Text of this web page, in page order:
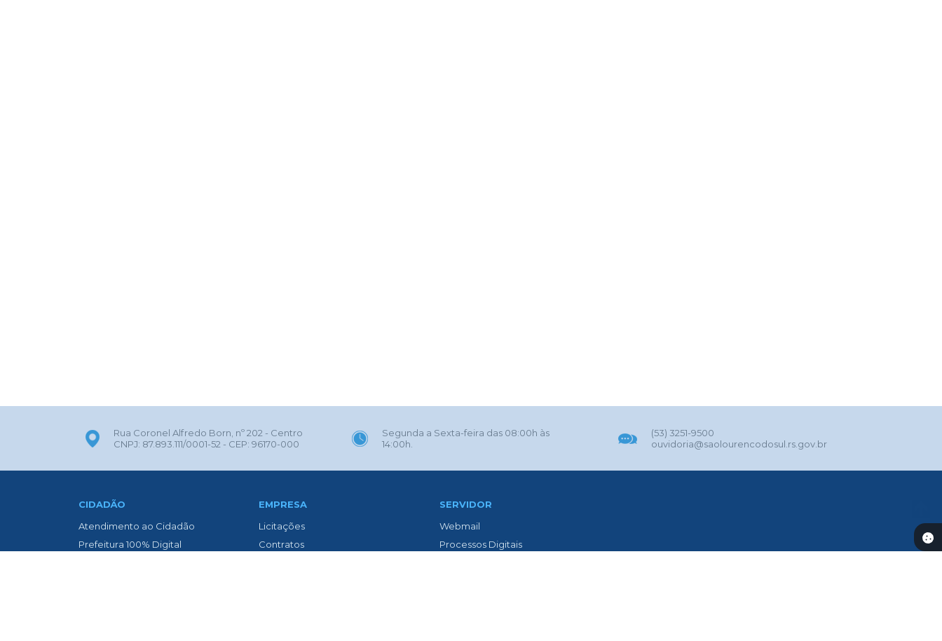
Rua Coronel Alfredo Born, nº 202 - Centro
CNPJ: 87.893.111/0001-52 - CEP: 96170-000
Segunda a Sexta-feira das 08:00h às
14:00h.
(53) 3251-9500
ouvidoria@saolourencodosul.rs.gov.br
CIDADÃO
Atendimento ao Cidadão
Prefeitura 100% Digital
EMPRESA
Licitações
Contratos
SERVIDOR
Webmail
Processos Digitais